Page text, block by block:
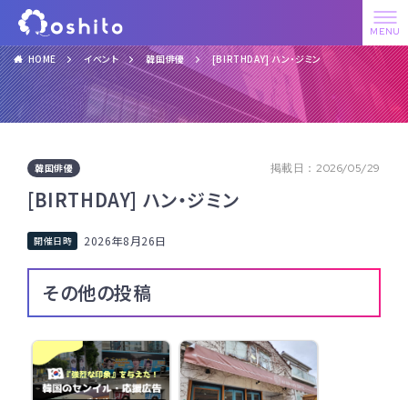
HOME イベント 韓国俳優 [BIRTHDAY] ハン・ジミン
韓国俳優 掲載日：2026/05/29
[BIRTHDAY] ハン・ジミン
2026年8月26日
その他の投稿